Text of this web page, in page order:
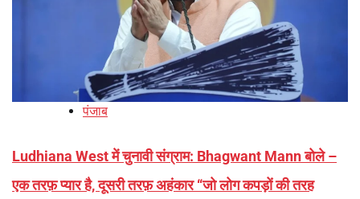
पंजाब
Ludhiana West में चुनावी संग्राम: Bhagwant Mann बोले –
एक तरफ़ प्यार है, दूसरी तरफ़ अहंकार “जो लोग कपड़ों की तरह